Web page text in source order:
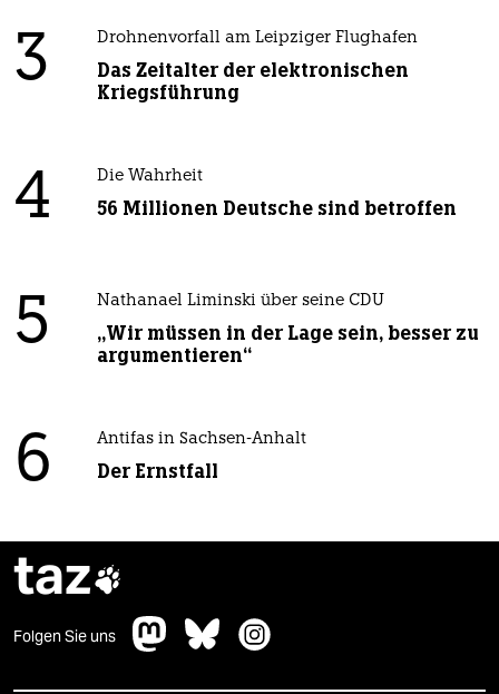
3 Drohnenvorfall am Leipziger Flughafen
Das Zeitalter der elektronischen
Kriegsführung
4 Die Wahrheit
56 Millionen Deutsche sind betroffen
5 Nathanael Liminski über seine CDU
„Wir müssen in der Lage sein, besser zu
argumentieren“
6 Antifas in Sachsen-Anhalt
Der Ernstfall
taz
Folgen Sie uns